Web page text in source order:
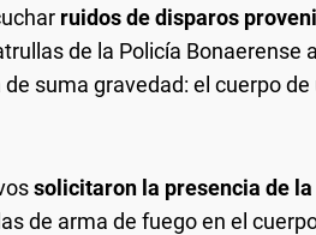
ruidos de disparos
de la Policía Bonaerense
suma gravedad: el cuerpo
solicitaron la presencia de
de arma de fuego en el